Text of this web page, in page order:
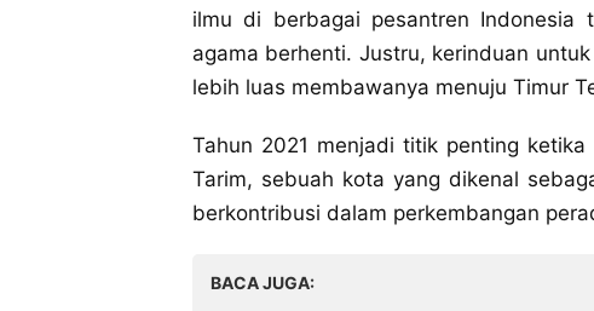
ilmu di berbagai pesantren Indonesia
agama berhenti. Justru, kerinduan
lebih luas membawanya menuju Timur
Tahun 2021 menjadi titik penting
Tarim, sebuah kota yang dikenal
berkontribusi dalam perkembangan
BACA JUGA: